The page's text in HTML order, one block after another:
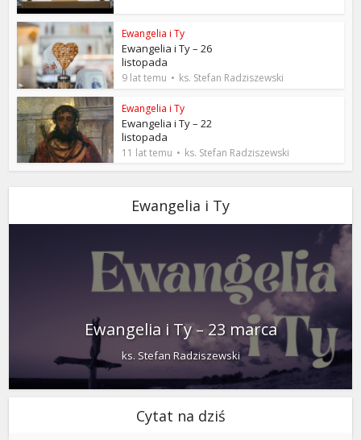
Ewangelia i Ty
Ewangelia i Ty – 26
listopada
9 lat temu ks. Stefan Radziszewski
Ewangelia i Ty
Ewangelia i Ty – 22
listopada
11 lat temu ks. Stefan Radziszewski
Ewangelia i Ty
Ewangelia i Ty – 23 marca
ks. Stefan Radziszewski
Cytat na dziś